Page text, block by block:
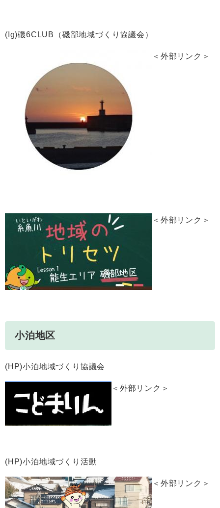
(Ig)磯6CLUB（磯部地域づくり協議会）
＜外部リンク＞
＜外部リンク＞
小泊地区
(HP)小泊地域づくり協議会
＜外部リンク＞
(HP)小泊地域づくり活動
＜外部リンク＞